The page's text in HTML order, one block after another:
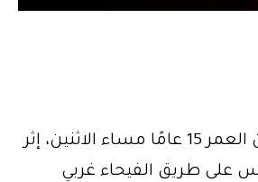
توفي فتى يبلغ من العمر 15 عامًا مساء الاثنين، إثر
على طريق الفيحاء غربي